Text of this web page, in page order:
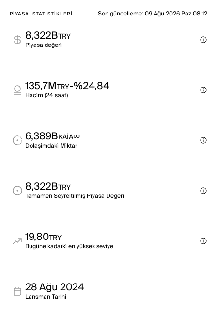
PIYASA İSTATISTIKLERI Son güncelleme:09 Ağu 2026 Paz 08:12
8,322BTRY
Pi̇yasa değeri̇
135,7MTRY-%24,84
Haci̇m (24 saat)
6,389BKAIA∞
Dolaşimdaki̇ Mi̇ktar
8,322BTRY
Tamamen Seyreltilmiş Piyasa Değeri
19,80TRY
Bugüne kadarki̇ en yüksek sevi̇ye
28 Ağu 2024
Lansman Tarihi